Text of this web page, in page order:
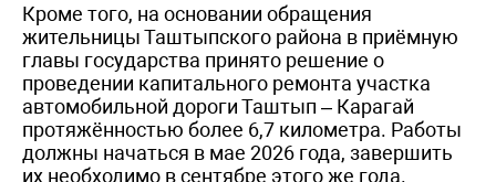
Кроме того, на основании обращения
жительницы Таштыпского района в приёмную
главы государства принято решение о
проведении капитального ремонта участка
автомобильной дороги Таштып – Карагай
протяжённостью более 6,7 километра. Работы
должны начаться в мае 2026 года, завершить
их необходимо в сентябре этого же года.